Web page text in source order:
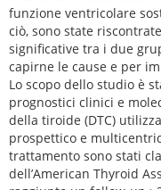
funzione ventricolare
ciò, sono state
significative tra i due
capirne le cause e per
Lo scopo dello studio è
prognostici clinici e
della tiroide (DTC)
prospettico e
trattamento sono stati
dell’American Thyroid